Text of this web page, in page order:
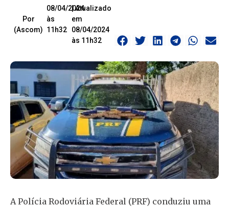
Por
(Ascom)
08/04/2024
às
11h32
| Atualizado
em
08/04/2024
às 11h32
A Polícia Rodoviária Federal (PRF) conduziu uma